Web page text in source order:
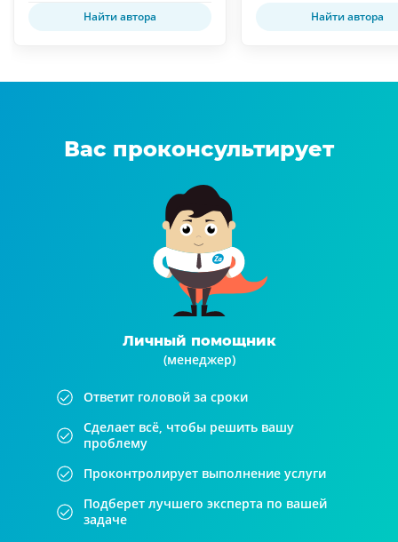
Найти автора Найти автора
Вас проконсультирует
Личный помощник
(менеджер)
Ответит головой за сроки
Сделает всё, чтобы решить вашу
проблему
Проконтролирует выполнение услуги
Подберет лучшего эксперта по вашей
задаче